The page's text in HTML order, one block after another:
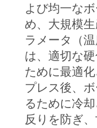
よび均一な
め、大規模
ラメータ（
は、適切な
ために最適化
プレス後、
るために冷
反りを防ぎ